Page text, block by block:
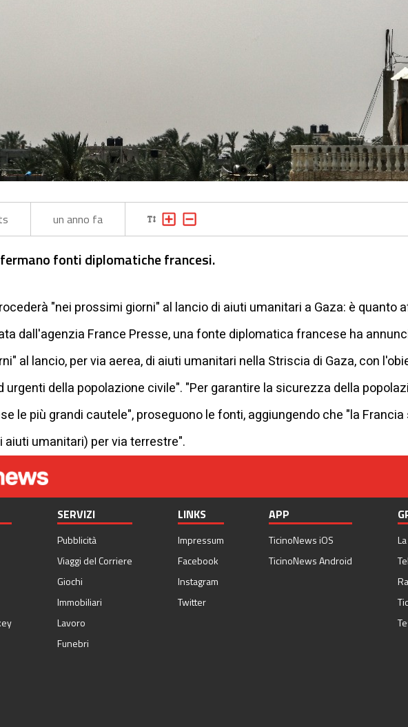
un anno fa
fonti diplomatiche francesi.
"nei prossimi giorni" al lancio di aiuti umanitari a Gaza: è
dall'agenzia France Presse, una fonte diplomatica francese ha
al lancio, per via aerea, di aiuti umanitari nella Striscia di Gaza, con
urgenti della popolazione civile". "Per garantire la sicurezza della
le più grandi cautele", proseguono le fonti, aggiungendo che "la
aiuti umanitari) per via terrestre".
SERVIZI
Pubblicità
Viaggi del Corriere
Giochi
Immobiliari
Lavoro
Funebri
LINKS
Impressum
Facebook
Instagram
Twitter
APP
TicinoNews iOS
TicinoNews Android